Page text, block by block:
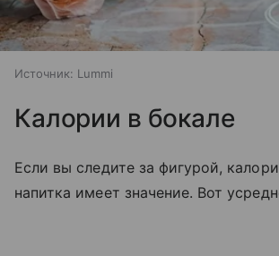
Источник: Lummi
Калории в бокале
Если вы следите за фигурой,
напитка имеет значение. Вот